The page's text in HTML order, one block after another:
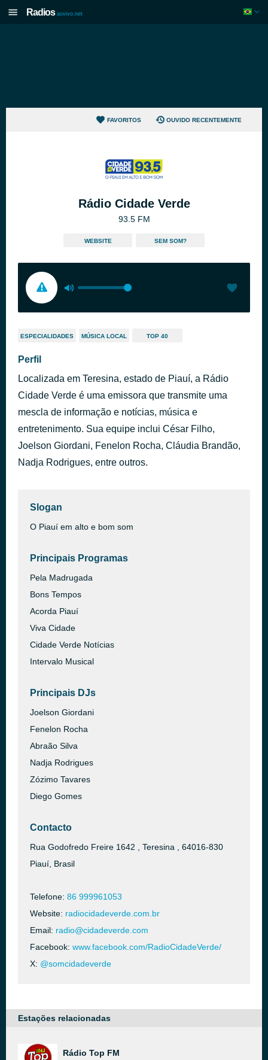
Radios aovivo.net
FAVORITOS OUVIDO RECENTEMENTE
Rádio Cidade Verde
93.5 FM
WEBSITE SEM SOM?
ESPECIALIDADES MÚSICA LOCAL TOP 40
Perfil
Localizada em Teresina, estado de Piauí, a Rádio
Cidade Verde é uma emissora que transmite uma
mescla de informação e notícias, música e
entretenimento. Sua equipe inclui César Filho,
Joelson Giordani, Fenelon Rocha, Cláudia Brandão,
Nadja Rodrigues, entre outros.
Slogan
O Piauí em alto e bom som
Principais Programas
Pela Madrugada
Bons Tempos
Acorda Piauí
Viva Cidade
Cidade Verde Notícias
Intervalo Musical
Principais DJs
Joelson Giordani
Fenelon Rocha
Abraão Silva
Nadja Rodrigues
Zózimo Tavares
Diego Gomes
Contacto
Rua Godofredo Freire 1642 , Teresina , 64016-830
Piauí, Brasil
Telefone: 86 999961053
Website: radiocidadeverde.com.br
Email: radio@cidadeverde.com
Facebook: www.facebook.com/RadioCidadeVerde/
X: @somcidadeverde
Estações relacionadas
Rádio Top FM